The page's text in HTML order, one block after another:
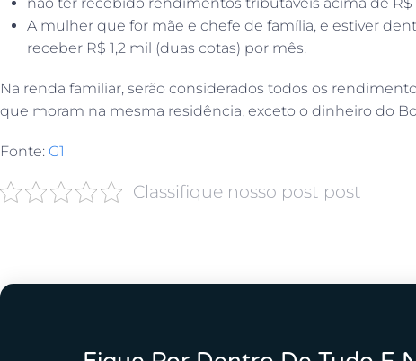
A mulher que for mãe e chefe de família, e estiver
receber R$ 1,2 mil (duas cotas) por mês.
Na renda familiar, serão considerados todos os
que moram na mesma residência, exceto o dinheiro do
Fonte: G1
Classifique nosso post post